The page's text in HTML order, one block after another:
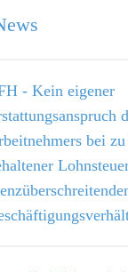
- Kein eigener
bei